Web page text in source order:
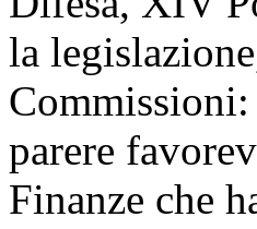
la
parere
Finanze che